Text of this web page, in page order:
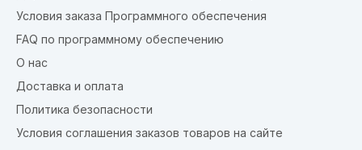
Условия заказа Программного обеспечения
FAQ по программному обеспечению
О нас
Доставка и оплата
Политика безопасности
Условия соглашения заказов товаров на сайте